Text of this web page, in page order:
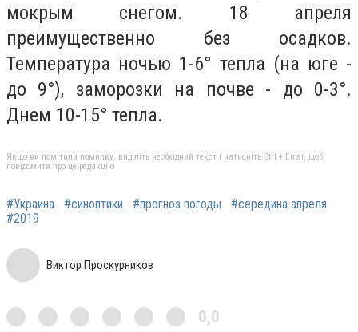
мокрым снегом. 18 апреля
преимущественно без осадков.
Температура ночью 1-6° тепла (на юге -
до 9°), заморозки на почве - до 0-3°.
Днем 10-15° тепла.
Якщо ви помітили помилку, виділіть необхідний текст і натисніть Ctrl + Enter, щоб
повідомити про це редакцію
#Украина #синоптики #прогноз погоды
#середина апреля
#2019
Виктор Проскурников
0,0